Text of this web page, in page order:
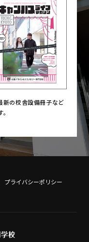
新の校舎設備冊子など
プライバシーポリシー